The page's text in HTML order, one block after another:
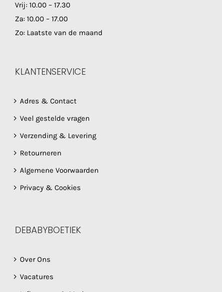
Vrij: 10.00 – 17.30
Za: 10.00 – 17.00
Zo: Laatste van de maand
KLANTENSERVICE
Adres & Contact
Veel gestelde vragen
Verzending & Levering
Retourneren
Algemene Voorwaarden
Privacy & Cookies
DEBABYBOETIEK
Over Ons
Vacatures